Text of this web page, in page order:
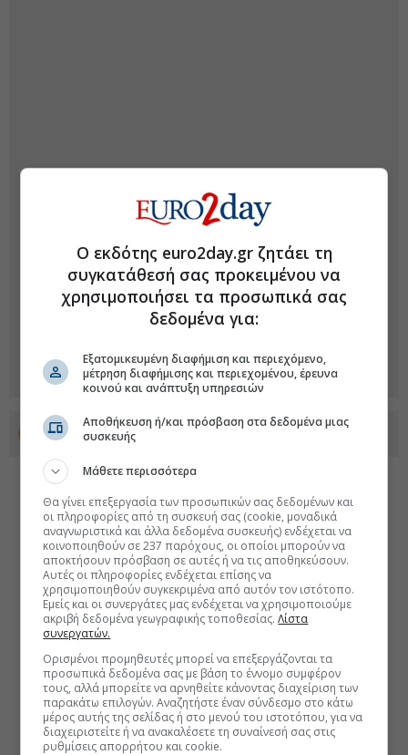
Προσθέστε το euro2day.gr στο Discover
Ο εκδότης euro2day.gr ζητάει τη
συγκατάθεσή σας προκειμένου να
χρησιμοποιήσει τα προσωπικά σας
δεδομένα για:
Εξατομικευμένη διαφήμιση και περιεχόμενο,
μέτρηση διαφήμισης και περιεχομένου, έρευνα
κοινού και ανάπτυξη υπηρεσιών
Αποθήκευση ή/και πρόσβαση στα δεδομένα μιας
συσκευής
Μάθετε περισσότερα
Θα γίνει επεξεργασία των προσωπικών σας δεδομένων και
οι πληροφορίες από τη συσκευή σας (cookie, μοναδικά
αναγνωριστικά και άλλα δεδομένα συσκευής) ενδέχεται να
κοινοποιηθούν σε 237 παρόχους, οι οποίοι μπορούν να
αποκτήσουν πρόσβαση σε αυτές ή να τις αποθηκεύσουν.
Αυτές οι πληροφορίες ενδέχεται επίσης να
χρησιμοποιηθούν συγκεκριμένα από αυτόν τον ιστότοπο.
Εμείς και οι συνεργάτες μας ενδέχεται να χρησιμοποιούμε
ακριβή δεδομένα γεωγραφικής τοποθεσίας.Λίστα
συνεργατών.
Ορισμένοι προμηθευτές μπορεί να επεξεργάζονται τα
προσωπικά δεδομένα σας με βάση το έννομο συμφέρον
τους, αλλά μπορείτε να αρνηθείτε κάνοντας διαχείριση των
παρακάτω επιλογών. Αναζητήστε έναν σύνδεσμο στο κάτω
μέρος αυτής της σελίδας ή στο μενού του ιστοτόπου, για να
διαχειριστείτε ή να ανακαλέσετε τη συναίνεσή σας στις
ρυθμίσεις απορρήτου και cookie.